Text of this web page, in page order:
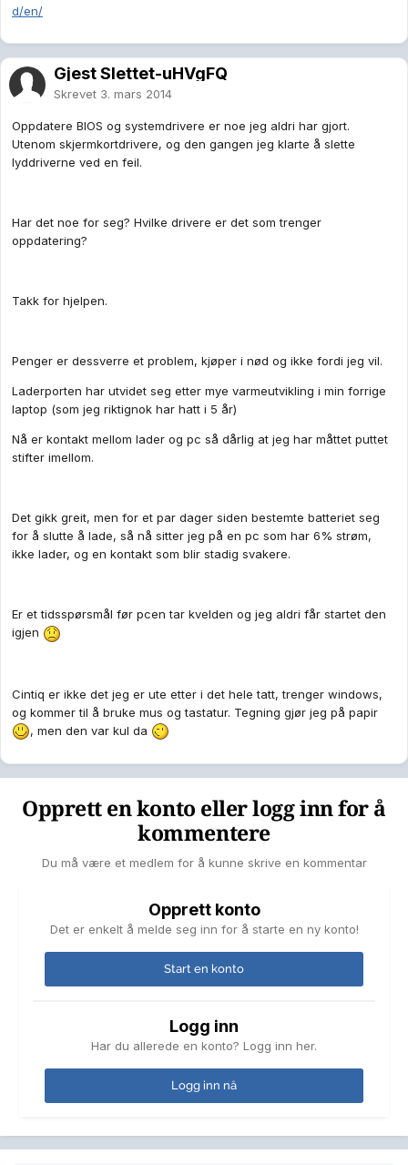
d/en/
Gjest Slettet-uHVgFQ
Skrevet 3. mars 2014
Oppdatere BIOS og systemdrivere er noe jeg aldri har gjort.
Utenom skjermkortdrivere, og den gangen jeg klarte å slette
lyddriverne ved en feil.
Har det noe for seg? Hvilke drivere er det som trenger
oppdatering?
Takk for hjelpen.
Penger er dessverre et problem, kjøper i nød og ikke fordi jeg vil.
Laderporten har utvidet seg etter mye varmeutvikling i min forrige
laptop (som jeg riktignok har hatt i 5 år)
Nå er kontakt mellom lader og pc så dårlig at jeg har måttet puttet
stifter imellom.
Det gikk greit, men for et par dager siden bestemte batteriet seg
for å slutte å lade, så nå sitter jeg på en pc som har 6% strøm,
ikke lader, og en kontakt som blir stadig svakere.
Er et tidsspørsmål før pcen tar kvelden og jeg aldri får startet den
igjen
Cintiq er ikke det jeg er ute etter i det hele tatt, trenger windows,
og kommer til å bruke mus og tastatur. Tegning gjør jeg på papir
, men den var kul da
Opprett en konto eller logg inn for å
kommentere
Du må være et medlem for å kunne skrive en kommentar
Opprett konto
Det er enkelt å melde seg inn for å starte en ny konto!
Start en konto
Logg inn
Har du allerede en konto? Logg inn her.
Logg inn nå